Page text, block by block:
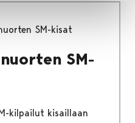
SM-kisat
SM-
kilpailut kisaillaan